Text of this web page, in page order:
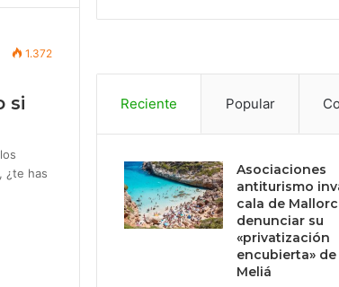
1.372
si
¿te has
Reciente Popular
Asociaciones
antiturismo
cala de
denunciar su
«privatización
encubierta»
Meliá